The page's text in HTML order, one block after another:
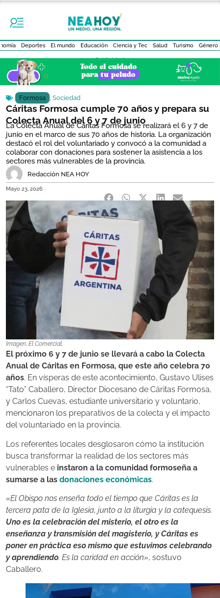
Deportes El mundo Educación Ciencia y Tec Salud Turismo Género
- Publicidad -
Formosa , Sociedad
Cáritas Formosa cumple 70 años y prepara su
Colecta Anual del 6 y 7 de junio
La Colecta Anual de Cáritas Formosa se realizará el 6 y 7 de
junio en el marco de sus 70 años de historia. La organización
destacó el rol del voluntariado y convocó a la comunidad a
colaborar con donaciones para sostener la asistencia a los
sectores más vulnerables de la provincia.
Redacción NEA HOY
Mayo 23, 2026
Imagen: El Comercial.
El próximo 6 y 7 de junio se llevará a cabo la Colecta
Anual de Cáritas en Formosa, que este año celebra 70
años. En vísperas de este acontecimiento, Gustavo Ulises
“Tato” Caballero, Director Diocesano de Cáritas Formosa,
y Carlos Cuevas, estudiante universitario y voluntario,
mencionaron los preparativos de la colecta y el impacto
del voluntariado en la provincia.
Los referentes locales desglosaron cómo la institución
busca transformar la realidad de los sectores más
vulnerables e instaron a la comunidad formoseña a
sumarse a las donaciones económicas.
«El Obispo nos enseña todo el tiempo que Cáritas es la
tercera pata de la Iglesia, junto a la liturgia y la catequesis.
Uno es la celebración del misterio, el otro es la
enseñanza y transmisión del magisterio, y Cáritas es
poner en práctica eso mismo que estuvimos celebrando
y aprendiendo. Es la caridad en acción», sostuvo
Caballero.